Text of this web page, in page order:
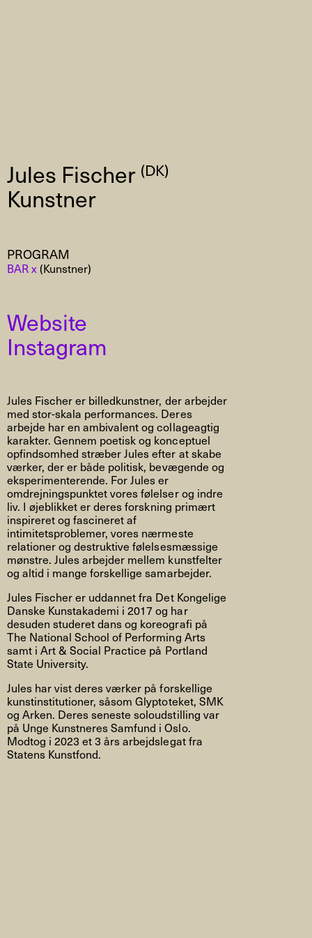
Jules Fischer (DK)
Kunstner
PROGRAM
BAR x(Kunstner)
Website
Instagram
Jules Fischer er billedkunstner, der arbejder
med stor-skala performances. Deres
arbejde har en ambivalent og collageagtig
karakter. Gennem poetisk og konceptuel
opfindsomhed stræber Jules efter at skabe
værker, der er både politisk, bevægende og
eksperimenterende. For Jules er
omdrejningspunktet vores følelser og indre
liv. I øjeblikket er deres forskning primært
inspireret og fascineret af
intimitetsproblemer, vores nærmeste
relationer og destruktive følelsesmæssige
mønstre. Jules arbejder mellem kunstfelter
og altid i mange forskellige samarbejder.
Jules Fischer er uddannet fra Det Kongelige
Danske Kunstakademi i 2017 og har
desuden studeret dans og koreografi på
The National School of Performing Arts
samt i Art & Social Practice på Portland
State University.
Jules har vist deres værker på forskellige
kunstinstitutioner, såsom Glyptoteket, SMK
og Arken. Deres seneste soloudstilling var
på Unge Kunstneres Samfund i Oslo.
Modtog i 2023 et 3 års arbejdslegat fra
Statens Kunstfond.